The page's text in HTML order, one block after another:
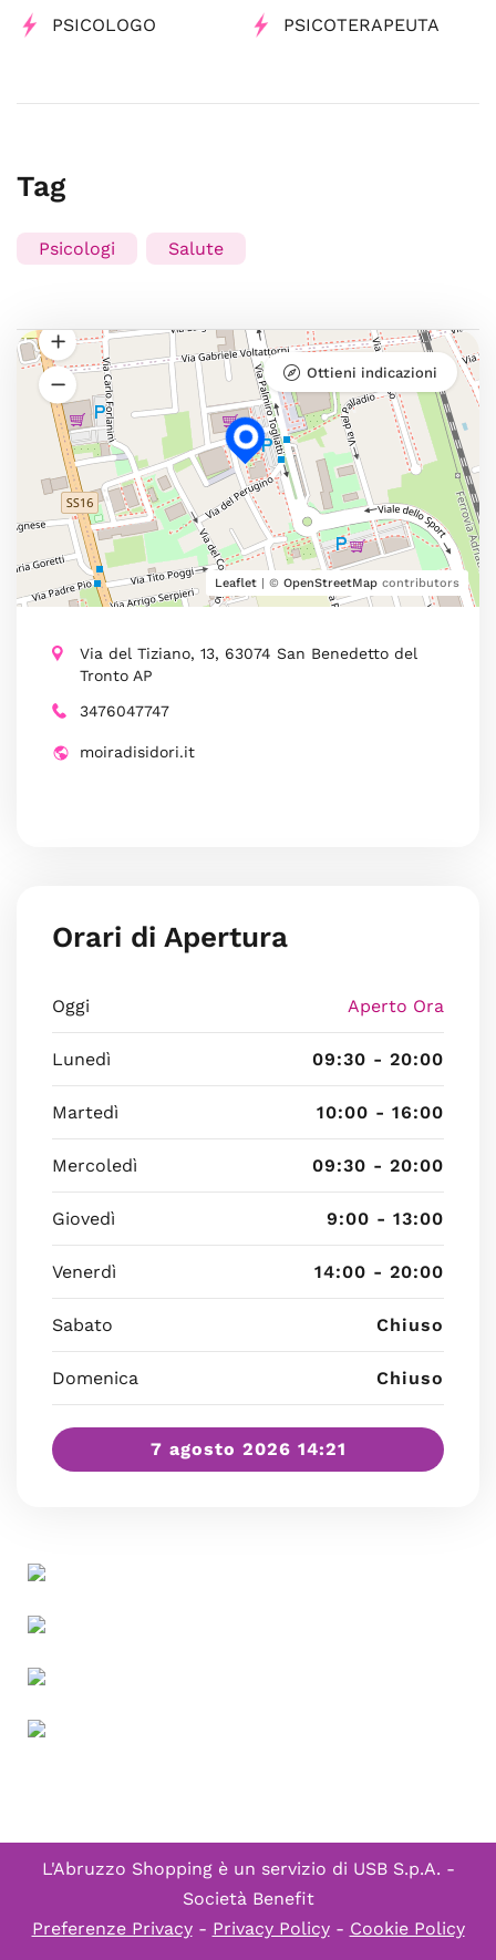
PSICOLOGO PSICOTERAPEUTA
Tag
Psicologi Salute
Leaflet | © OpenStreetMap contributors
Ottieni indicazioni
Via del Tiziano, 13, 63074 San Benedetto del
Tronto AP
3476047747
moiradisidori.it
Orari di Apertura
Oggi Aperto Ora
Lunedì 09:30 - 20:00
Martedì 10:00 - 16:00
Mercoledì 09:30 - 20:00
Giovedì 9:00 - 13:00
Venerdì 14:00 - 20:00
Sabato Chiuso
Domenica Chiuso
7 agosto 2026 14:21
L'Abruzzo Shopping è un servizio di USB S.p.A. -
Società Benefit
Preferenze Privacy- Privacy Policy- Cookie Policy